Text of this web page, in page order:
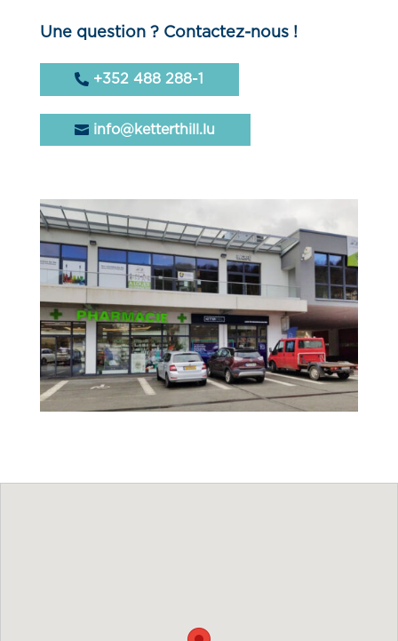
Une question ? Contactez-nous !
+352 488 288-1
info@ketterthill.lu